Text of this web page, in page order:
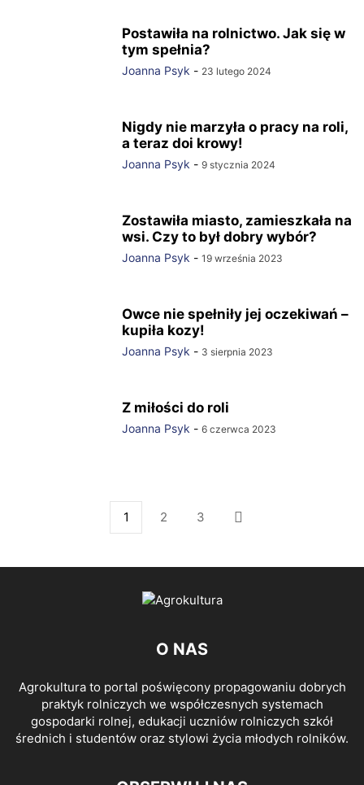
Postawiła na rolnictwo. Jak się w
tym spełnia?
Joanna Psyk - 23 lutego 2024
Nigdy nie marzyła o pracy na roli,
a teraz doi krowy!
Joanna Psyk - 9 stycznia 2024
Zostawiła miasto, zamieszkała na
wsi. Czy to był dobry wybór?
Joanna Psyk - 19 września 2023
Owce nie spełniły jej oczekiwań –
kupiła kozy!
Joanna Psyk - 3 sierpnia 2023
Z miłości do roli
Joanna Psyk - 6 czerwca 2023
1 2 3
O NAS
Agrokultura to portal poświęcony propagowaniu dobrych
praktyk rolniczych we współczesnych systemach
gospodarki rolnej, edukacji uczniów rolniczych szkół
średnich i studentów oraz stylowi życia młodych rolników.